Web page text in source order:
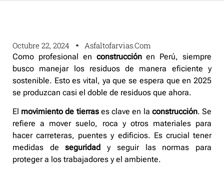
Octubre 22, 2024 Asfaltofarvias.com
Como profesional en construcciónen Perú, siempre
busco manejar los residuos de manera eficiente y
sostenible. Esto es vital, ya que se espera que en 2025
se produzcan casi el doble de residuos que ahora.
El movimiento de tierrases clave en la construcción. Se
refiere a mover suelo, roca y otros materiales para
hacer carreteras, puentes y edificios. Es crucial tener
medidas deseguridad
y seguir las normas para
proteger a los trabajadores y el ambiente.